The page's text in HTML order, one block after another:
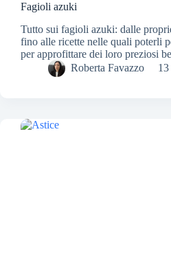
Fagioli azuki
Tutto sui fagioli azuki: dalle
fino alle ricette nelle quali poterli
per approfittare dei loro preziosi
Roberta Favazzo